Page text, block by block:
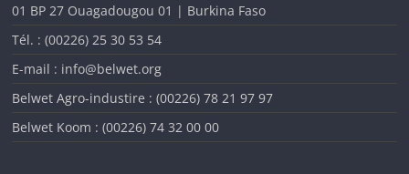
L’analyse des indicateurs de la malnutrition au Burkina Faso
au cours des dernières années montre que la situation
l’amélioration observée ces dernières années. Pour évaluer
cette situation nutritionnelle afin d’y apporter des réponses
01 BP 27 Ouagadougou 01 | Burkina Faso
Tél. : (00226) 25 30 53 54
E-mail : info@belwet.org
Belwet Agro-industire : (00226) 78 21 97 97
Belwet Koom : (00226) 74 32 00 00